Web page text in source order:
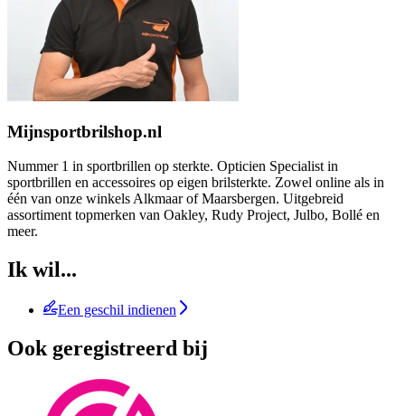
Mijnsportbrilshop.nl
Nummer 1 in sportbrillen op sterkte. Opticien Specialist in
sportbrillen en accessoires op eigen brilsterkte. Zowel online als in
één van onze winkels Alkmaar of Maarsbergen. Uitgebreid
assortiment topmerken van Oakley, Rudy Project, Julbo, Bollé en
meer.
Ik wil...
Een geschil indienen
Ook geregistreerd bij